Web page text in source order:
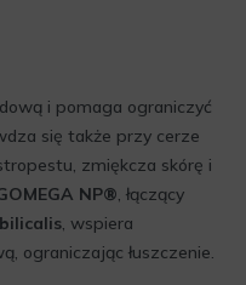
i pomaga ograniczyć
się także przy cerze
zmiękcza skórę i
NP®, łączący
, wspiera
ograniczając łuszczenie.